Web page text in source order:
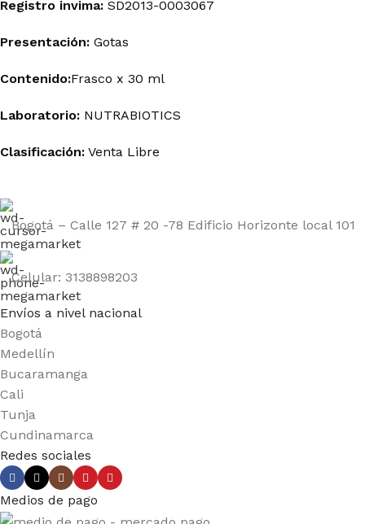
Registro invima: SD2013-0003067
Presentación: Gotas
Contenido:Frasco x 30 ml
Laboratorio: NUTRABIOTICS
Clasificación: Venta Libre
Bogotá – Calle 127 # 20 -78 Edificio Horizonte local 101
Celular: 3138898203
Envíos a nivel nacional
Bogotá
Medellín
Bucaramanga
Cali
Tunja
Cundinamarca
Redes sociales
Medios de pago